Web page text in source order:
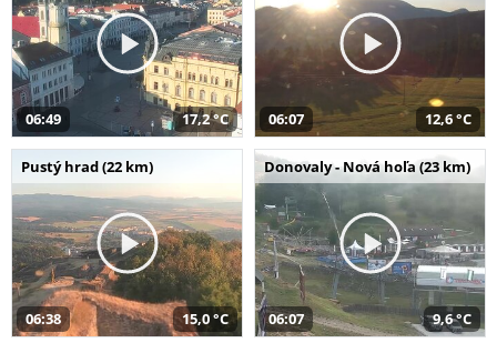
06:49 17,2 °C 06:07 12,6 °C
Pustý hrad (22 km)
06:38 15,0 °C
Donovaly - Nová hoľa (23 km)
06:07 9,6 °C